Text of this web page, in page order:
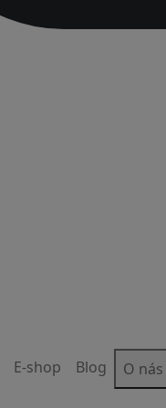
E-shop Blog
O nás